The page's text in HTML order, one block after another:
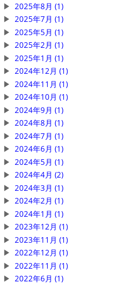
2025年8月 (1)
2025年7月 (1)
2025年5月 (1)
2025年2月 (1)
2025年1月 (1)
2024年12月 (1)
2024年11月 (1)
2024年10月 (1)
2024年9月 (1)
2024年8月 (1)
2024年7月 (1)
2024年6月 (1)
2024年5月 (1)
2024年4月 (2)
2024年3月 (1)
2024年2月 (1)
2024年1月 (1)
2023年12月 (1)
2023年11月 (1)
2022年12月 (1)
2022年11月 (1)
2022年6月 (1)